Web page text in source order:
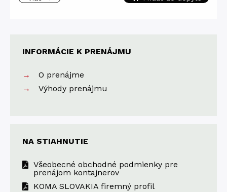
INFORMÁCIE K PRENÁJMU
O prenájme
Výhody prenájmu
NA STIAHNUTIE
Všeobecné obchodné podmienky pre
prenájom kontajnerov
KOMA SLOVAKIA firemný profil